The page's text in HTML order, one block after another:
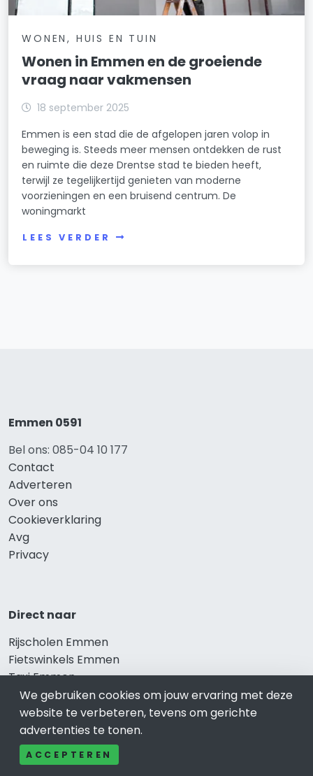
WONEN, HUIS EN TUIN
Wonen in Emmen en de groeiende
vraag naar vakmensen
18 september 2025
Emmen is een stad die de afgelopen jaren volop in
beweging is. Steeds meer mensen ontdekken de rust
en ruimte die deze Drentse stad te bieden heeft,
terwijl ze tegelijkertijd genieten van moderne
voorzieningen en een bruisend centrum. De
woningmarkt
LEES VERDER
Emmen 0591
Bel ons: 085-04 10 177
Contact
Adverteren
Over ons
Cookieverklaring
Avg
Privacy
Direct naar
Rijscholen Emmen
Fietswinkels Emmen
Taxi Emmen
Kapper Emmen
Gezondheid Emmen
Afvallen Emmen
Gezond eten Emmen
We gebruiken cookies om jouw ervaring met deze
website te verbeteren, tevens om gerichte
advertenties te tonen.
ACCEPTEREN